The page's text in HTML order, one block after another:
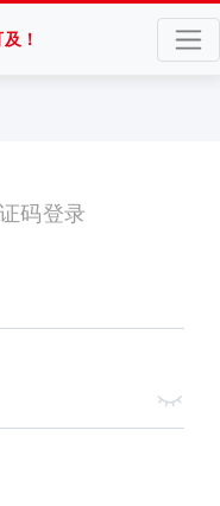
！
码登录